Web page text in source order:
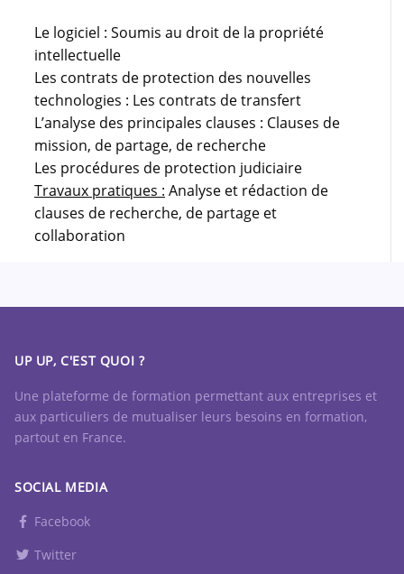
Le logiciel : Soumis au droit de la propriété
intellectuelle
Les contrats de protection des nouvelles
technologies : Les contrats de transfert
L’analyse des principales clauses : Clauses de
mission, de partage, de recherche
Les procédures de protection judiciaire
Travaux pratiques : Analyse et rédaction de
clauses de recherche, de partage et
collaboration
UP UP, C'EST QUOI ?
Une plateforme de formation permettant aux entreprises et
aux particuliers de mutualiser leurs besoins en formation,
partout en France.
SOCIAL MEDIA
Facebook
Twitter